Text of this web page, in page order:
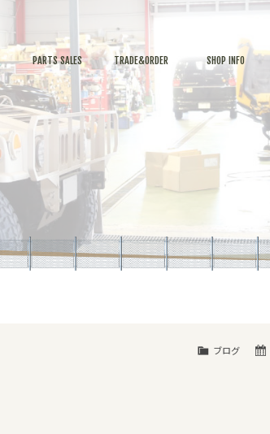
PARTS SALES TRADE&ORDER SHOP INFO
ブログ